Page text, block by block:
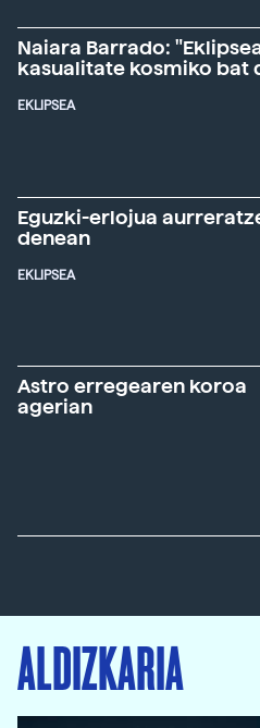
Naiara Barrado:
kasualitate kosmiko bat
EKLIPSEA
Eguzki-erlojua
denean
EKLIPSEA
Astro erregearen koroa
agerian
ALDIZKARIA